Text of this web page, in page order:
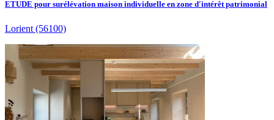
ETUDE pour surélévation maison individuelle en zone d'intérêt patrimonial
Lorient (56100)